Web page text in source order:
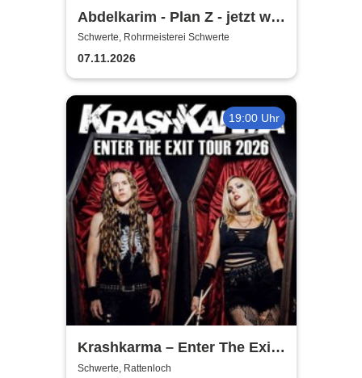
Abdelkarim - Plan Z - jetzt will
er´s wissen!
Schwerte, Rohrmeisterei Schwerte
07.11.2026
19:00 Uhr
Krashkarma – Enter The Exit
Tour 2026
Schwerte, Rattenloch